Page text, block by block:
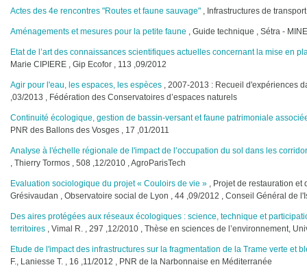
Actes des 4e rencontres "Routes et faune sauvage" , Infrastructures de
Aménagements et mesures pour la petite faune , Guide technique , Sétra -
Etat de l’art des connaissances scientifiques actuelles concernant la mise en
Marie CIPIERE , Gip Ecofor , 113 ,09/2012
Agir pour l'eau, les espaces, les espèces , 2007-2013 : Recueil d'expériences
,03/2013 , Fédération des Conservatoires d’espaces naturels
Continuité écologique, gestion de bassin-versant et faune patrimoniale
PNR des Ballons des Vosges , 17 ,01/2011
Analyse à l'échelle régionale de l'impact de l’occupation du sol dans les
, Thierry Tormos , 508 ,12/2010 , AgroParisTech
Evaluation sociologique du projet « Couloirs de vie »
, Projet de restauration
Grésivaudan , Observatoire social de Lyon , 44 ,09/2012 , Conseil Général de
Des aires protégées aux réseaux écologiques : science, technique et
territoires , Vimal R. , 297 ,12/2010 , Thèse en sciences de l’environnement,
Etude de l'impact des infrastructures sur la fragmentation de la Trame verte et
F., Laniesse T. , 16 ,11/2012 , PNR de la Narbonnaise en Méditerranée